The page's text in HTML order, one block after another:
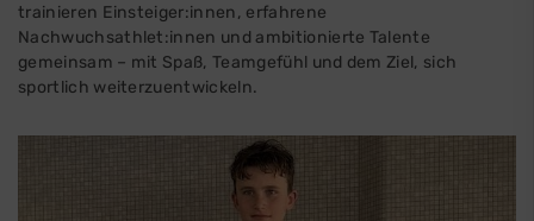
trainieren Einsteiger:innen, erfahrene
Nachwuchsathlet:innen und ambitionierte Talente
gemeinsam – mit Spaß, Teamgefühl und dem Ziel, sich
sportlich weiterzuentwickeln.